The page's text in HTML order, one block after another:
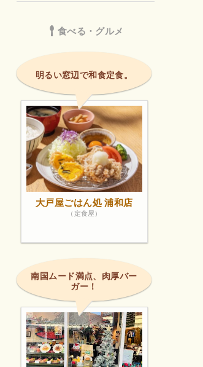
練した技術の深い味わい！
保護されている場合があります。
食べる・グルメ
明るい窓辺で和食定食。
大戸屋ごはん処 浦和店
（定食屋）
南国ムード満点、肉厚バー
ガー！